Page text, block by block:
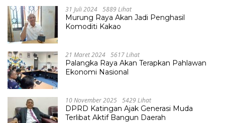
31 Juli 2024 5889 Lihat
Murung Raya Akan Jadi Penghasil
Komoditi Kakao
21 Maret 2024 5617 Lihat
Palangka Raya Akan Terapkan Pahlawan
Ekonomi Nasional
10 November 2025 5429 Lihat
DPRD Katingan Ajak Generasi Muda
Terlibat Aktif Bangun Daerah